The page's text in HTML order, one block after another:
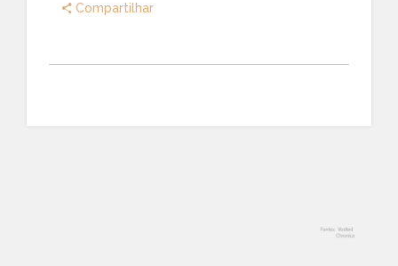
Compartilhar